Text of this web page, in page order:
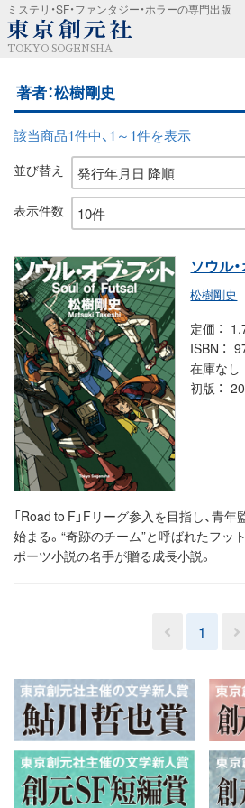
ミステリ・SF・ファンタジー・ホラーの専門出版
TOKYO SOGENSHA
著者：松樹剛史
該当商品1件中、1～1件を表示
並び替え
表示件数
ソウル
松樹剛史
定価
ISBN
在庫なし
初版
「Road to F」Fリーグ参入を目指し、青
始まる。“奇跡のチーム”と呼ばれたフッ
ポーツ小説の名手が贈る成長小説。
1